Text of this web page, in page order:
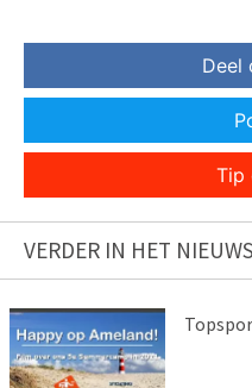
Deel
Tip
VERDER IN HET